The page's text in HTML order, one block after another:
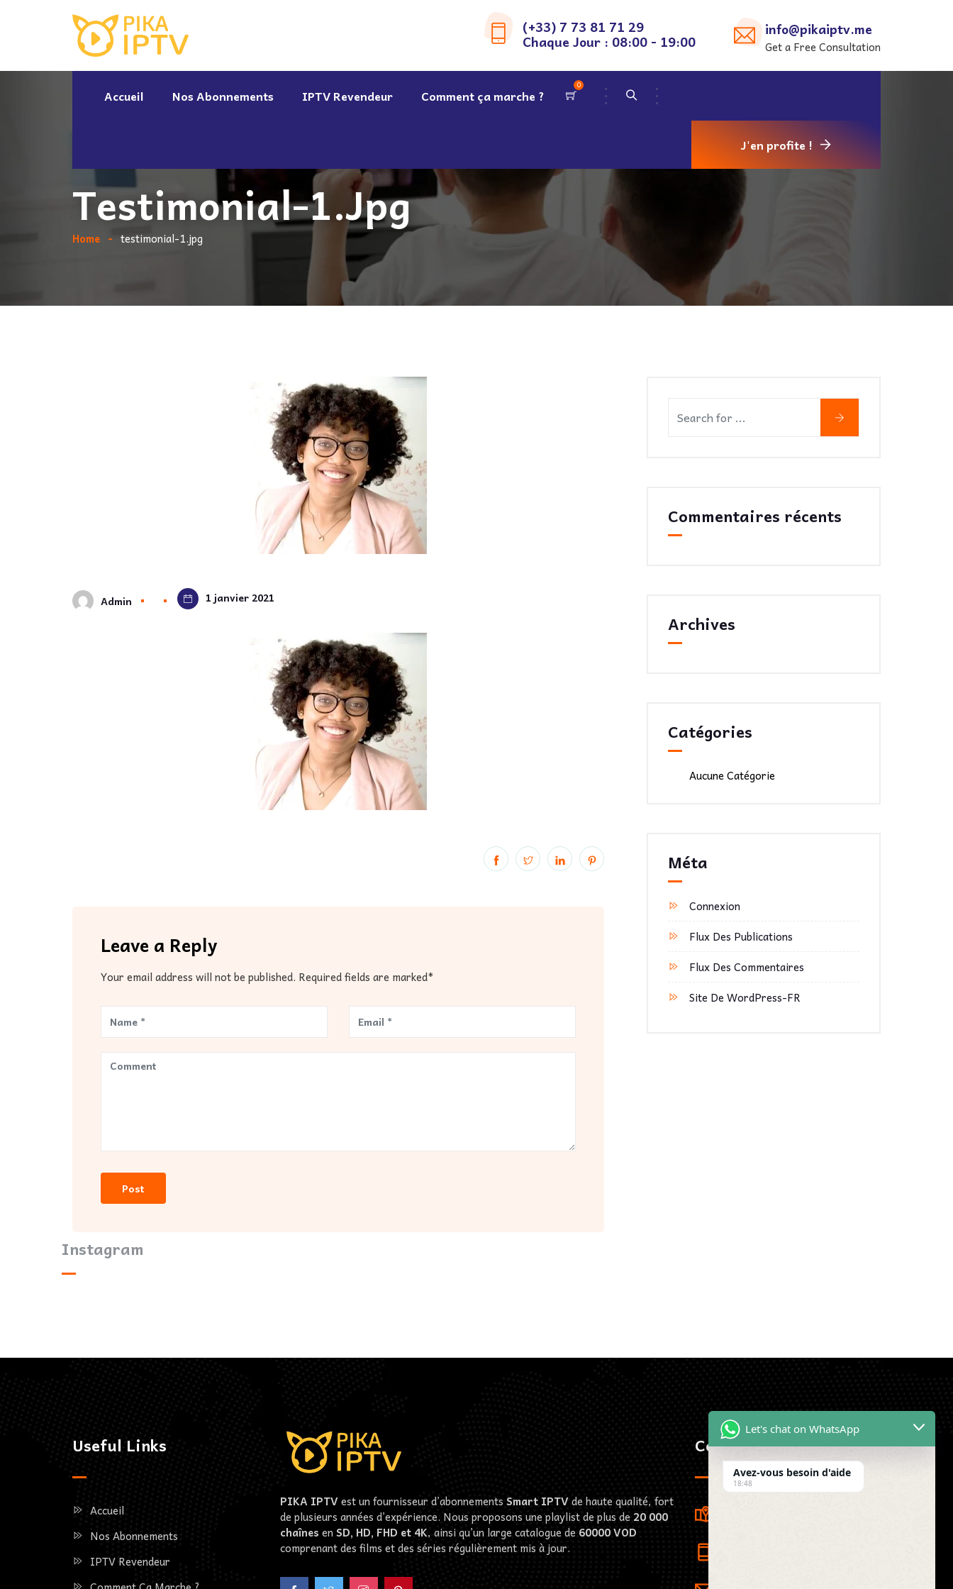
(+33) 7 73 81 71 29
Chaque Jour : 08:00 - 19:00
info@pikaiptv.me
Get a Free Consultation
Accueil Nos Abonnements IPTV Revendeur Comment ça marche ?
0
J'en profite !
Testimonial-1.jpg
Home testimonial-1.jpg
Admin 1 janvier 2021
Leave a Reply
Your email address will not be published. Required fields are marked*
Commentaires récents
Archives
Catégories
Aucune Catégorie
Méta
Connexion
Flux Des Publications
Flux Des Commentaires
Site De WordPress-FR
Instagram
Useful Links
Accueil
Nos Abonnements
IPTV Revendeur
PIKA IPTVest un fournisseur d’abonnements Smart IPTVde haute qualité, fort
de plusieurs années d’expérience. Nous proposons une playlist de plus de 20 000
chaînes en SD, HD, FHD et 4K, ainsi qu’un large catalogue de 60000VOD
comprenant des films et des séries régulièrement mis à jour.
Contactez-Nous
Let's chat on WhatsApp
Avez-vous besoin d'aide
18:48